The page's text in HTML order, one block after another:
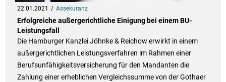
22.01.2021 Assekuranz
Erfolgreiche außergerichtliche Einigung bei einem BU-
Leistungsfall
Die Hamburger Kanzlei Jöhnke & Reichow erwirkt in einem
außergerichtlichen Leistungsverfahren im Rahmen einer
Berufsunfähigkeitsversicherung für den Mandanten die
Zahlung einer erheblichen Vergleichssumme von der Gothaer